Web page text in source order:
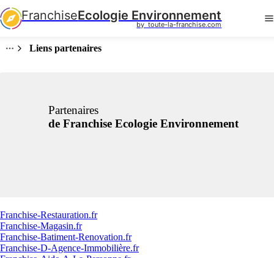
FranchiseEcologie Environnement
by  toute-la-franchise.com
Liens partenaires
Partenaires
de Franchise Ecologie Environnement
Franchise-Restauration.fr
Franchise-Magasin.fr
Franchise-Batiment-Renovation.fr
Franchise-D-Agence-Immobilière.fr